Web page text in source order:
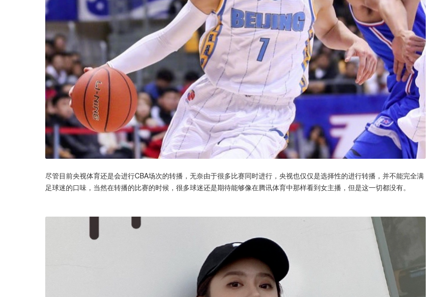
尽管目前央视体育还是会进行CBA场次的转播，无奈由于很多比赛同时进行，央视也仅仅是选择性的进行转播，并不能完全满
足球迷的口味，当然在转播的比赛的时候，很多球迷还是期待能够像在腾讯体育中那样看到女主播，但是这一切都没有。